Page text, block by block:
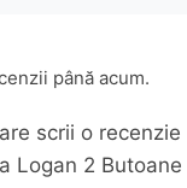
până acum.
scrii o recenzie
Logan 2 Butoane